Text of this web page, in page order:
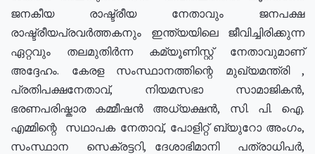
ജനകീയ രാഷ്ട്രീയ നേതാവും ജനപക്ഷ
രാഷ്ട്രീയപ്രവർത്തകനും ഇന്ത്യയിലെ ജീവിച്ചിരിക്കുന്ന
ഏറ്റവും തലമുതിർന്ന കമ്യൂണിസ്റ്റ് നേതാവുമാണ്
അദ്ദേഹം. കേരള സംസ്ഥാനത്തിന്റെ മുഖ്യമന്ത്രി ,
പ്രതിപക്ഷനേതാവ്, നിയമസഭാ സാമാജികൻ,
ഭരണപരിഷ്കാര കമ്മീഷൻ അധ്യക്ഷൻ, സി. പി. ഐ.
എമ്മിന്റെ സഥാപക നേതാവ്, പോളിറ്റ് ബ്യുറോ അംഗം,
സംസ്ഥാന സെക്രട്ടറി, ദേശാഭിമാനി പത്രാധിപർ,